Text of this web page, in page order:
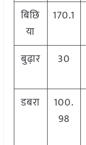
बिछि
या
170.1
बुढ़ार 30
डबरा
100.
98